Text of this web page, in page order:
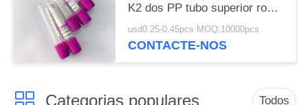
K2 dos PP tubo superior roxo
do sangue da mini
usd0.25-0.45pcs MOQ:10000pcs
CONTACTE-NOS
Categorias populares Todos